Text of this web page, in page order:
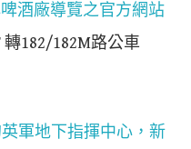
酒廠導覽之官方網站
轉182/182M路公車
英軍地下指揮中心，新